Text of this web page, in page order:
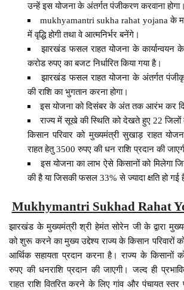
उन्हें इस योजना के अंतर्गत पंजीकरण करवाना होगा।
mukhyamantri sukha rahat yojana के
में वृद्धि होगी तथा वे आत्मनिर्भर बनेंगे।
झारखंड फसल राहत योजना के कार्यान्वयन के
करोड रुपए का बजट निर्धारित किया गया है।
झारखंड फसल राहत योजना के अंतर्गत
की राशि का भुगतान करना होगा।
इस योजना को दिसंबर के अंत तक आरंभ कर
राज्य में सूखे की स्थिति को देखते हुए 22
किसान परिवार को मुख्यमंत्री सुखाड़ राहत
राहत हेतु 3500 रुपए की धन राशि प्रदान की
इस योजना का लाभ ऐसे किसानों को मिलेगा
की है या जिसकी फसल 33% से ज्यादा क्षति हो गई
Mukhymantri Sukhad Rahat
झारखंड के मुख्यमंत्री श्री हेमंत सोरेन जी के द्वारा
को शुरू करने का मुख्य उद्देश्य राज्य के किसान परिवारों
आर्थिक सहायता प्रदान करना है। राज्य के किसानों
रुपए की धनराशि प्रदान की जाएगी। जल्द ही
राहत राशि वितरित करने के लिए गांव और पंचायत स्तर